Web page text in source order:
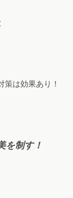
は効果あり！
を制す！